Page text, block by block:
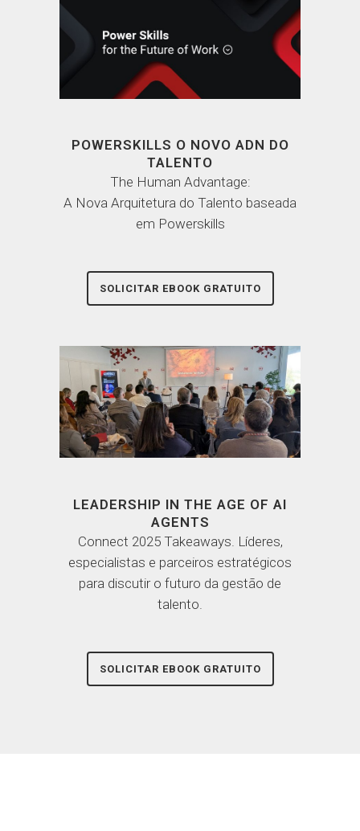
POWERSKILLS O NOVO ADN DO
TALENTO
The Human Advantage:
A Nova Arquitetura do Talento baseada
em Powerskills
SOLICITAR EBOOK GRATUITO
LEADERSHIP IN THE AGE OF AI
AGENTS
Connect 2025 Takeaways. Líderes,
especialistas e parceiros estratégicos
para discutir o futuro da gestão de
talento.
SOLICITAR EBOOK GRATUITO